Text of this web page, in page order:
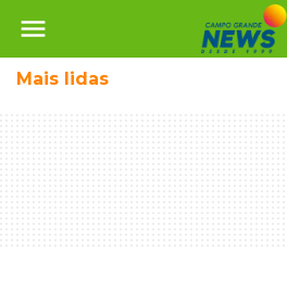
menu
Mais lidas